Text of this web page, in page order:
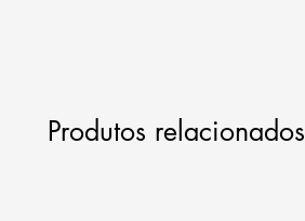
Produtos relacionados